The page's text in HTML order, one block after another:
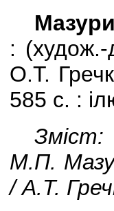
: (худож.-
О.Т.
585 с. :
Зміст:
М.П.
/ А.Т.